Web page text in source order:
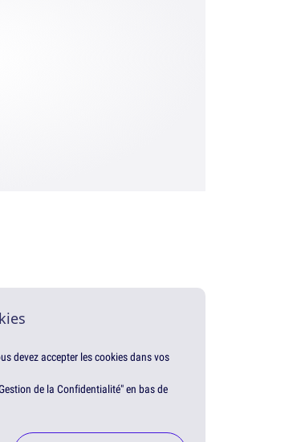
devez accepter les cookies dans vos
de la Confidentialité" en bas de